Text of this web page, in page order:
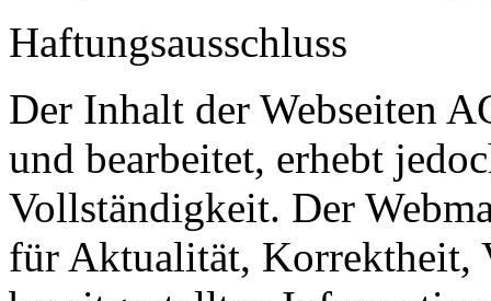
Haftungsausschluss
Der Inhalt der Webseiten
und bearbeitet, erhebt
Vollständigkeit. Der
für Aktualität, Korrektheit,